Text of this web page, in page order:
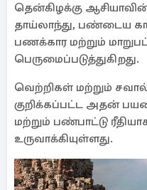
தென்கிழக்கு
தாய்லாந்து, பண்டைய
பணக்கார மற்றும்
பெருமைப்படுத்துகிறது.
வெற்றிகள் மற்றும்
குறிக்கப்பட்ட அதன்
மற்றும் பண்பாட்டு
உருவாக்கியுள்ளது.